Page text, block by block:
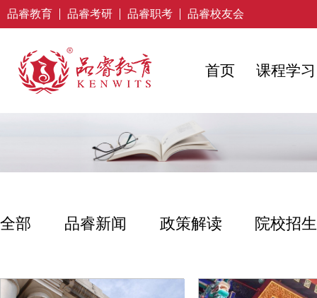
品睿教育 品睿考研 品睿职考 品睿校友会
首页 课程学习
全部 品睿新闻 政策解读 院校招生